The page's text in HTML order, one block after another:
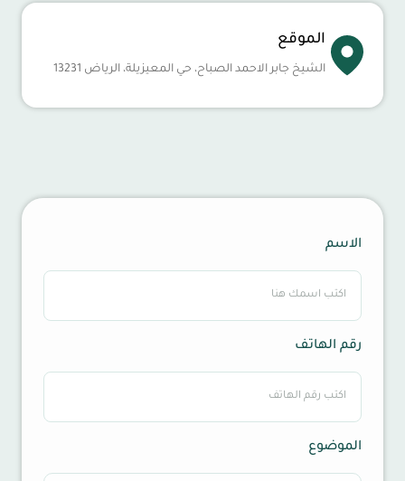
الموقع
الشيخ جابر الاحمد الصباح، حي المعيزيلة، الرياض 13231
الاسم
رقم الهاتف
الموضوع